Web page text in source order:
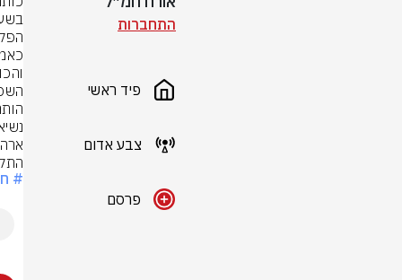
התחברות
פיד ראשי
צבע אדום
פרסם
הותר
#